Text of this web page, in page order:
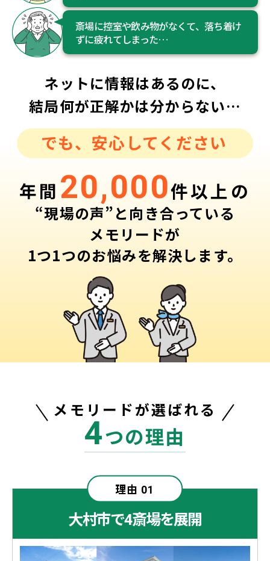
斎場に控室や飲み物がなくて、落ち着け
ずに疲れてしまった…
ネットに情報はあるのに、
結局何が正解かは分からない…
でも、安心してください
年間 20,000件以上の
“現場の声”と向き合っている
メモリードが
1つ1つのお悩みを解決します。
メモリードが選ばれる
4つの理由
理由 01
大村市で4斎場を展開